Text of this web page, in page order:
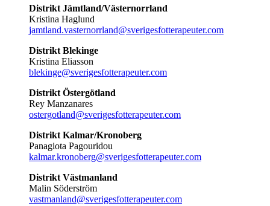
Distrikt Jämtland/Västernorrland
Kristina Haglund
jamtland.vasternorrland@sverigesfotterapeuter.com
Distrikt Blekinge
Kristina Eliasson
blekinge@sverigesfotterapeuter.com
Distrikt Östergötland
Rey Manzanares
ostergotland@sverigesfotterapeuter.com
Distrikt Kalmar/Kronoberg
Panagiota Pagouridou
kalmar.kronoberg@sverigesfotterapeuter.com
Distrikt Västmanland
Malin Söderström
vastmanland@sverigesfotterapeuter.com